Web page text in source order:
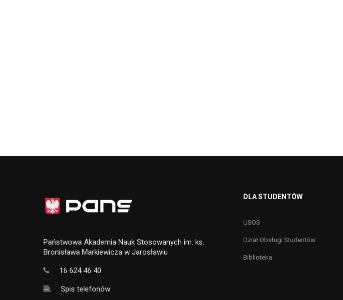
Państwowa Akademia Nauk Stosowanych im. ks.
Bronisława Markiewicza w Jarosławiu
16 624 46 40
Spis telefonów
DLA STUDENTÓW
USOS
Dział Obsługi Studentów
Biblioteka